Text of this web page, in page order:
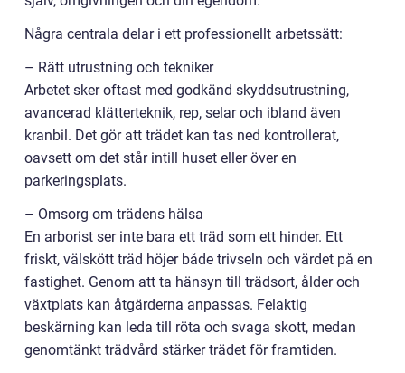
Några centrala delar i ett professionellt arbetssätt:
– Rätt utrustning och tekniker
Arbetet sker oftast med godkänd skyddsutrustning,
avancerad klätterteknik, rep, selar och ibland även
kranbil. Det gör att trädet kan tas ned kontrollerat,
oavsett om det står intill huset eller över en
parkeringsplats.
– Omsorg om trädens hälsa
En arborist ser inte bara ett träd som ett hinder. Ett
friskt, välskött träd höjer både trivseln och värdet på en
fastighet. Genom att ta hänsyn till trädsort, ålder och
växtplats kan åtgärderna anpassas. Felaktig
beskärning kan leda till röta och svaga skott, medan
genomtänkt trädvård stärker trädet för framtiden.